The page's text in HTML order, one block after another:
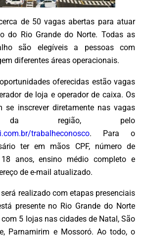
de 50 vagas abertas para atuar
do Rio Grande do Norte. Todas as
são elegíveis a pessoas com
diferentes áreas operacionais.
oferecidas estão vagas
de loja e operador de caixa. Os
se inscrever diretamente nas vagas
da região, pelo
trabalheconosco. Para o
ter em mãos CPF, número de
anos, ensino médio completo e
de e-mail atualizado.
realizado com etapas presenciais
presente no Rio Grande do Norte
5 lojas nas cidades de Natal, São
Parnamirim e Mossoró. Ao todo, o